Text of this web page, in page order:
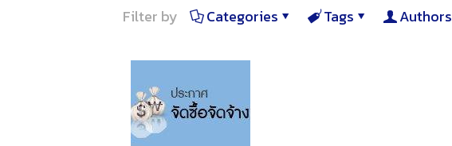
Filter by Categories Tags Authors